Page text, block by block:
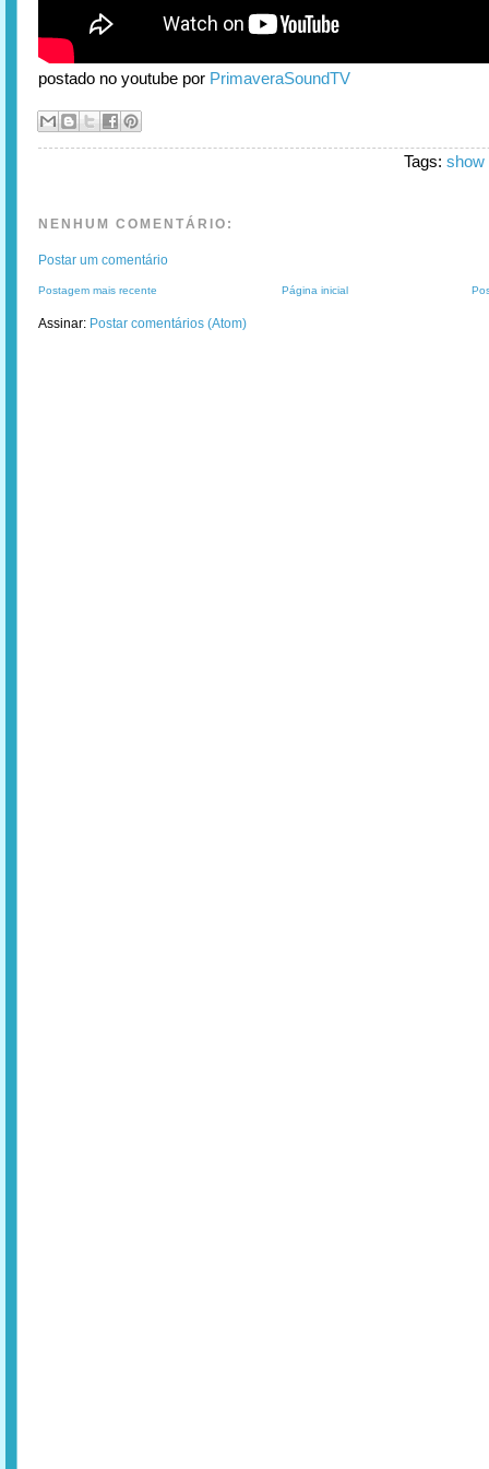
postado no youtube por PrimaveraSoundTV
Tags: show
NENHUM COMENTÁRIO:
Postar um comentário
Postagem mais recente Página inicial
Assinar: Postar comentários (Atom)